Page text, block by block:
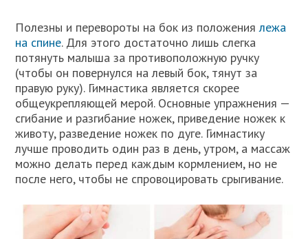
Полезны и перевороты на бок из положениялежа
на спине. Для этого достаточно лишь слегка
потянуть малыша за противоположную ручку
(чтобы он повернулся на левый бок, тянут за
правую руку). Гимнастика является скорее
общеукрепляющей мерой. Основные упражнения —
сгибание и разгибание ножек, приведение ножек к
животу, разведение ножек по дуге. Гимнастику
лучше проводить один раз в день, утром, а массаж
можно делать перед каждым кормлением, но не
после него, чтобы не спровоцировать срыгивание.